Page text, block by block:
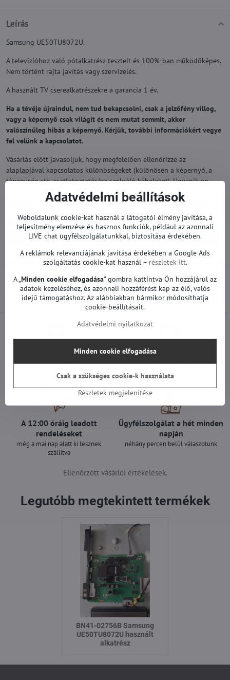
Leírás
Samsung UE50TU8072U.
A televízióhoz való pótalkatrész tesztelt és 100%-ban működőképes.
Nem történt rajta javítás vagy szervizelés.
A használt TV cserealkatrészekre a garancia 1 év.
Ha a tévéje újraindul, nem tud bekapcsolni, csak a jelzőfény villog,
vagy a képernyő csak világít és nem mutat semmit, akkor
valószínűleg hibás a képernyő. Kérjük, további információkért vegye
fel velünk a kapcsolatot.
Vásárlás előtt javasoljuk, hogy megfelelően ellenőrizze az
alaplapjával kapcsolatos különbségeket (különösen a képernyő, a
tápegység stb. csatlakoztatására szolgáló kábeleket). Ugyanilyen
fontos lehet az alaplap megfelelő modellszáma, amely BN94-gyel
kezdődik. Ha bármilyen kérdése van, forduljon hozzánk bizalommal.
Továbbiak a kategóriából
Pótalkatrészek | Samsung TV Alaplapok | Samsung TV
Előző termék Következő termék
Minden termékünket
teszteljük
100%-os működőképességet
Szállítás csak 1490 Ft
25 000 Ft felett ingyenes a szállítás
A 12:00 óráig leadott
rendeléseket
még a mai nap alatt ki lesznek
szállítva
Ügyfélszolgálat a hét minden
napján
néhány percen belül válaszolunk
Ellenőrzött vásárlói értékelések.
Legutóbb megtekintett termékek
BN41-02756B Samsung
UE50TU8072U használt
alkatrész
Adatvédelmi beállítások
Weboldalunk cookie-kat használ a látogatói élmény javítása, a
teljesítmény elemzése és hasznos funkciók, például az azonnali
LIVE chat ügyfélszolgálatunkkal, biztosítása érdekében.
A reklámok relevanciájának javítása érdekében a Google Ads
szolgáltatás cookie-kat használ – részletek itt.
A „Minden cookie elfogadása" gombra kattintva Ön hozzájárul az
adatok kezeléséhez, és azonnali hozzáférést kap az élő, valós
idejű támogatáshoz. Az alábbiakban bármikor módosíthatja
cookie-beállításait.
Adatvédelmi nyilatkozat
Részletek megjelenítése
Minden cookie elfogadása
Csak a szükséges cookie-k használata